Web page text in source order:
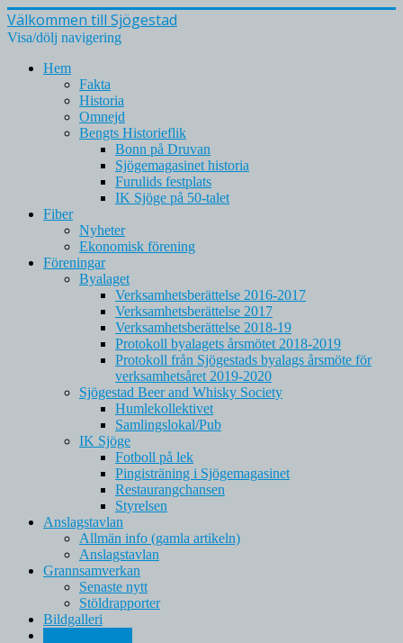
Välkommen till Sjögestad
Visa/dölj navigering
Hem
Fakta
Historia
Omnejd
Bengts Historieflik
Bonn på Druvan
Sjögemagasinet historia
Furulids festplats
IK Sjöge på 50-talet
Fiber
Nyheter
Ekonomisk förening
Föreningar
Byalaget
Verksamhetsberättelse 2016-2017
Verksamhetsberättelse 2017
Verksamhetsberättelse 2018-19
Protokoll byalagets årsmötet 2018-2019
Protokoll från Sjögestads byalags årsmöte för
verksamhetsåret 2019-2020
Sjögestad Beer and Whisky Society
Humlekollektivet
Samlingslokal/Pub
IK Sjöge
Fotboll på lek
Pingisträning i Sjögemagasinet
Restaurangchansen
Styrelsen
Anslagstavlan
Allmän info (gamla artikeln)
Anslagstavlan
Grannsamverkan
Senaste nytt
Stöldrapporter
Bildgalleri